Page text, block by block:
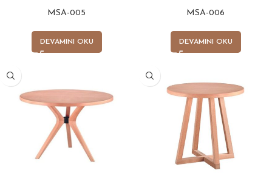
MSA-005
DEVAMINI OKU
MSA-006
DEVAMINI OKU